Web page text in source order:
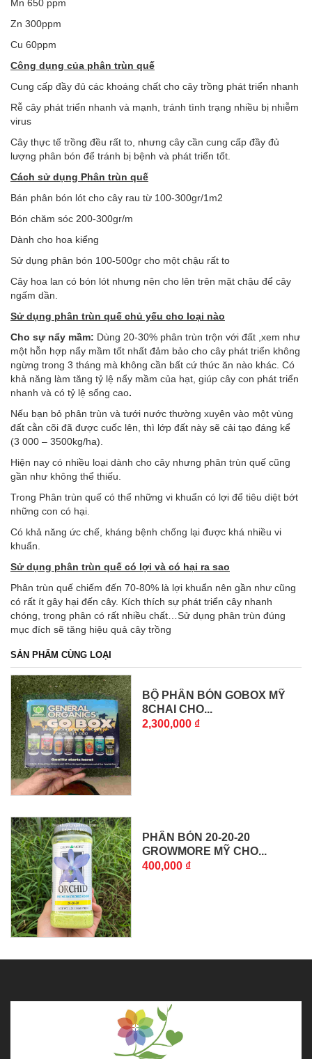
Mn 650 ppm
Zn 300ppm
Cu 60ppm
Công dụng của phân trùn quế
Cung cấp đầy đủ các khoáng chất cho cây trồng phát triển nhanh
Rễ cây phát triển nhanh và mạnh, tránh tình trạng nhiều bị nhiễm
virus
Cây thực tế trồng đều rất to, nhưng cây cần cung cấp đầy đủ
lượng phân bón để tránh bị bệnh và phát triển tốt.
Cách sử dụng Phân trùn quế
Bán phân bón lót cho cây rau từ 100-300gr/1m2
Bón chăm sóc 200-300gr/m
Dành cho hoa kiểng
Sử dụng phân bón 100-500gr cho một chậu rất to
Cây hoa lan có bón lót nhưng nên cho lên trên mặt chậu để cây
ngấm dần.
Sử dụng phân trùn quế chủ yếu cho loại nào
Cho sự nẩy mầm: Dùng 20-30% phân trùn trộn với đất ,xem như
một hỗn hợp nẩy mầm tốt nhất đảm bảo cho cây phát triển không
ngừng trong 3 tháng mà không cần bất cứ thức ăn nào khác. Có
khả năng làm tăng tỷ lệ nẩy mầm của hạt, giúp cây con phát triển
nhanh và có tỷ lệ sống cao.
Nếu bạn bỏ phân trùn và tưới nước thường xuyên vào một vùng
đất cằn cõi đã được cuốc lên, thì lớp đất này sẽ cải tạo đáng kể
(3 000 – 3500kg/ha).
Hiện nay có nhiều loại dành cho cây nhưng phân trùn quế cũng
gần như không thể thiếu.
Trong Phân trùn quế có thể những vi khuẩn có lợi để tiêu diệt bớt
những con có hại.
Có khả năng ức chế, kháng bệnh chống lại được khá nhiều vi
khuẩn.
Sử dụng phân trùn quế có lợi và có hại ra sao
Phân trùn quế chiếm đến 70-80% là lợi khuẩn nên gần như cũng
có rất ít gây hại đến cây. Kích thích sự phát triển cây nhanh
chóng, trong phân có rất nhiều chất…Sử dụng phân trùn đúng
mục đích sẽ tăng hiệu quả cây trồng
SẢN PHẨM CÙNG LOẠI
BỘ PHÂN BÓN GOBOX MỸ
8CHAI CHO...
2,300,000 ₫
PHÂN BÓN 20-20-20
GROWMORE MỸ CHO...
400,000 ₫